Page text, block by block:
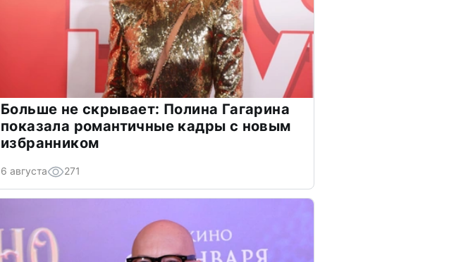
Больше не скрывает: Полина Гагарина
показала романтичные кадры с новым
избранником
6 августа 271